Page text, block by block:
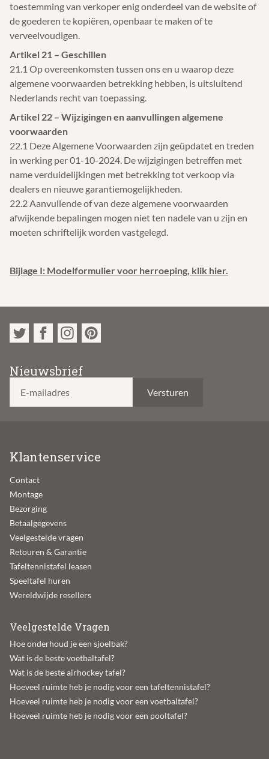
toestemming van verkoper enig onderdeel van de website of
de goederen te kopiëren, openbaar te maken of te
verveelvoudigen.
Artikel 21 – Geschillen
21.1 Op overeenkomsten tussen ons en u waarop deze
algemene voorwaarden betrekking hebben, is uitsluitend
Nederlands recht van toepassing.
Artikel 22 – Wijzigingen en aanvullingen algemene
voorwaarden
22.1 Deze Algemene Voorwaarden zijn geüpdatet en treden
in werking per 01-10-2024. De wijzigingen betreffen met
name verduidelijkingen met betrekking tot verkoop via
dealers en nieuwe garantiemogelijkheden.
22.2 Aanvullende of van deze algemene voorwaarden
afwijkende bepalingen mogen niet ten nadele van u zijn en
moeten schriftelijk worden vastgelegd.
Bijlage I: Modelformulier voor herroeping, klik hier.
Nieuwsbrief
E-mailadres
Klantenservice
Contact
Montage
Bezorging
Betaalgegevens
Veelgestelde vragen
Retouren & Garantie
Tafeltennistafel leasen
Speeltafel huren
Wereldwijde resellers
Veelgestelde Vragen
Hoe onderhoud je een sjoelbak?
Wat is de beste voetbaltafel?
Wat is de beste airhockey tafel?
Hoeveel ruimte heb je nodig voor een tafeltennistafel?
Hoeveel ruimte heb je nodig voor een voetbaltafel?
Hoeveel ruimte heb je nodig voor een pooltafel?